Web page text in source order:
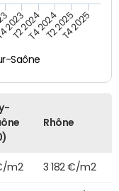
Saône
2023
T2 2024T4 2024T2 2025T4 2025
Rhône
m2 3 182 €/m2